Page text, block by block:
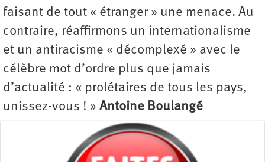
faisant de tout « étranger » une menace. Au
contraire, réaffirmons un internationalisme
et un antiracisme « décomplexé » avec le
célèbre mot d’ordre plus que jamais
d’actualité : « prolétaires de tous les pays,
unissez-vous ! » Antoine Boulangé